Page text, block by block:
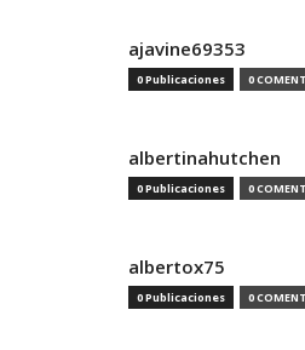
ajavine69353
0 Publicaciones 0
albertinahutchen
0 Publicaciones 0
albertox75
0 Publicaciones 0